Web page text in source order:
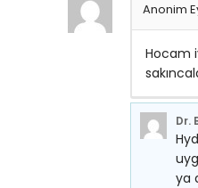
Anonim
Hocam
Dr.
ya